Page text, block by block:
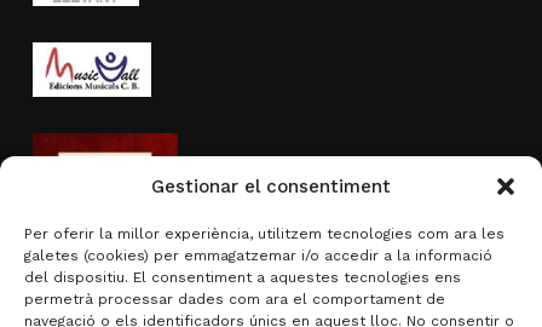
Gestionar el consentiment
Per oferir la millor experiència, utilitzem tecnologies com ara les
galetes (cookies) per emmagatzemar i/o accedir a la informació
del dispositiu. El consentiment a aquestes tecnologies ens
permetrà processar dades com ara el comportament de
navegació o els identificadors únics en aquest lloc. No consentir o